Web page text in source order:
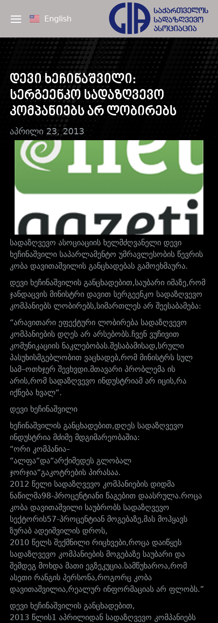
English
დევი ხეჩინაშვილი:
სერგეენკო სადაზღვევო
კომპანიებს არ ლობირებს
აპრილი 23, 2013
სადაზღვევო ასოციაციის ხელმძღვანელი დევი
ხეჩინაშვილი საპარლამენტო უმრავლესობის წევრის
კობა დავითაშვილის განცხადებას გამოეხმაურა.
დევი ხეჩინაშვილის განცხადებით,საუბარი იმაზე,რომ
ჯანდაცვის მინისტრი დავით სერგეენკო სადაზღვევო
კომპანიებს ლობირებს,სიმართლეს არ შეესაბამება:
“არავითარი ეფექტური ლობირება სადაზღვევო
კომპანიების დღეს არ არსებობს.ჩვენ ვუჩივით
კომუნიკაციის ნაკლებობას.შესაბამისად,სრული
პასუხისმგებლობით ვაცხადებ,რომ მინისტრს სულ
სამ–ოთხჯერ შევხვდი.მთავარი პრობლემა ის
არის,რომ სადაზღვევო ინდუსტრიამ არ იცის,რა
იქნება ხვალ“.
დევი ხეჩინაშვილი
ხეჩინაშვილის განცხადებით,დღეს სადაზღვევო
ინდუსტრია მძიმე მდგიმარეობაშია:
“ორი კომპანია–
“ალფა“და“არქიმედეს გლობალ
ჯორჯია“გაკოტრების პირასაა.
2012 წელი სადაზღვევო კომპანიების დიდმა
ნაწილმა98-პროცენტიანი წაგებით დაასრულა.როცა
კობა დავითაშვილი საუბრობს სადაზღვევო
სექტორის57-პროცენტიან მოგებაზე,მას მოჰყავს
ზურაბ ადეიშვილის დროს,
2010 წელს შექმნილი რიცხვები,როცა დაიწყეს
სადაზღვევო კომპანიების მოგებაზე საუბარი და
შემდეგ მოხდა მათი ეგზეკუცია.სამწუხაროა,რომ
ასეთი რანგის პერსონა,როგორც კობა
დავითაშვილია,რეალურ ინფორმაციას არ ფლობს.”
დევი ხეჩინაშვილის განცხადებით,
2013 წლის1 აპრილიდან სადაზღვევო კომპანიებს